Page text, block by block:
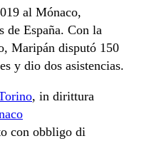
al Mónaco,
de España. Con la
Maripán disputó 150
y dio dos asistencias.
, in dirittura
con obbligo di